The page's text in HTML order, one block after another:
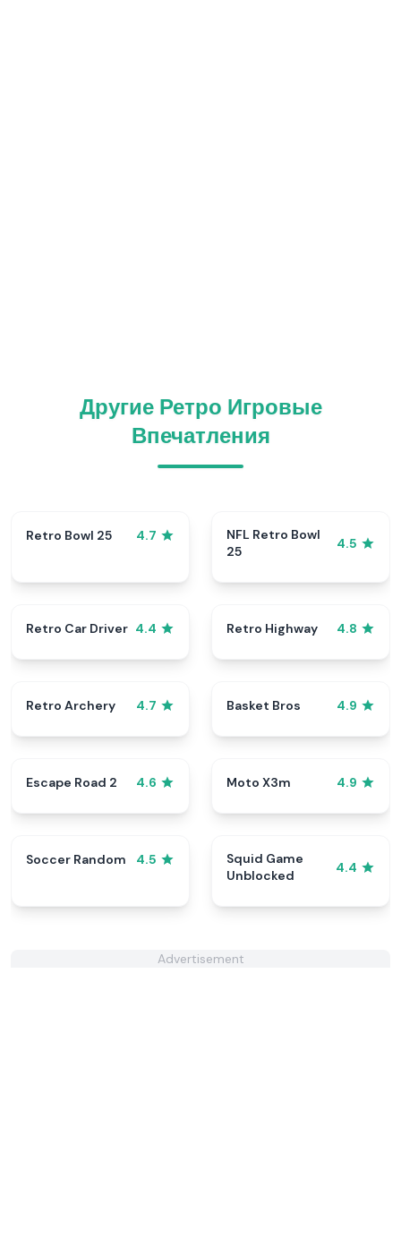
Другие Ретро Игровые
Впечатления
Retro Bowl 25 4.7
NFL Retro Bowl
25
4.5
Retro Car Driver 4.4 Retro Highway 4.8
Retro Archery 4.7 Basket Bros 4.9
Escape Road 2 4.6 Moto X3m 4.9
Soccer Random 4.5
Squid Game
Unblocked
4.4
Advertisement